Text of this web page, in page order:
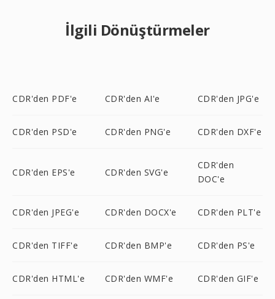
İlgili Dönüştürmeler
CDR'den PDF'e CDR'den AI'e CDR'den JPG'e
CDR'den PSD'e CDR'den PNG'e CDR'den DXF'e
CDR'den EPS'e CDR'den SVG'e
CDR'den
DOC'e
CDR'den JPEG'e CDR'den DOCX'e CDR'den PLT'e
CDR'den TIFF'e CDR'den BMP'e CDR'den PS'e
CDR'den HTML'e CDR'den WMF'e CDR'den GIF'e